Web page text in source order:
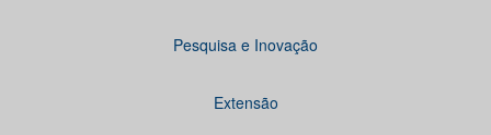
Pesquisa e Inovação
Extensão